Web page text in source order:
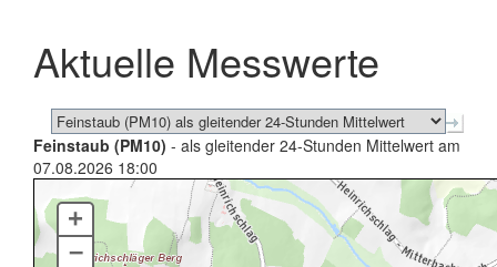
schließen
Aktuelle Messwerte
Feinstaub (PM10) - als gleitender 24-Stunden Mittelwert am
07.08.2026 18:00
+
–